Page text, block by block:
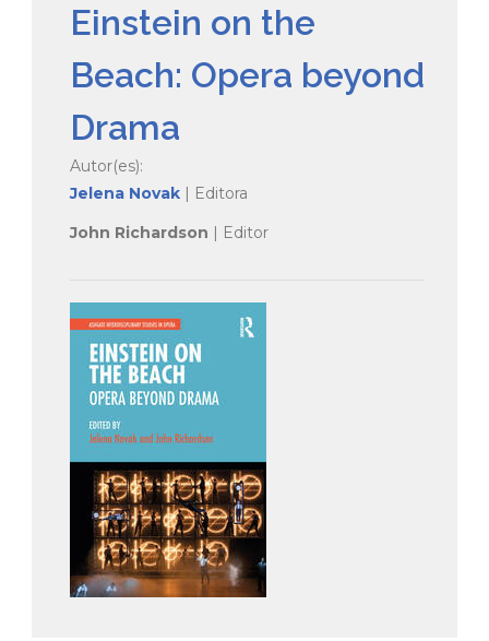
Einstein on the
Beach: Opera beyond
Drama
Autor(es):
Jelena Novak | Editora
John Richardson | Editor